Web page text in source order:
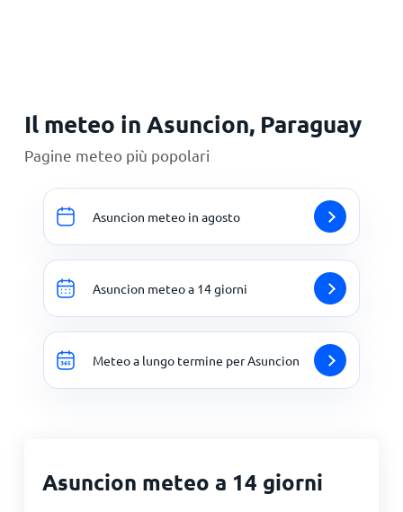
Il meteo in Asuncion, Paraguay
Pagine meteo più popolari
Asuncion meteo in agosto
Asuncion meteo a 14 giorni
Meteo a lungo termine per Asuncion
Asuncion meteo a 14 giorni